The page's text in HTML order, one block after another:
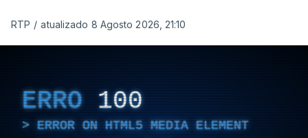
RTP / atualizado 8 Agosto 2026, 21:10
ERRO 100
ERROR ON HTML5 MEDIA ELEMENT